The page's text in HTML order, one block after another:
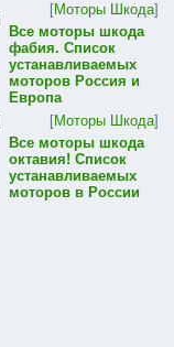
[Моторы Шкода]
Все моторы шкода
фабия. Список
устанавливаемых
моторов Россия и
Европа
[Моторы Шкода]
Все моторы шкода
октавия! Список
устанавливаемых
моторов в России